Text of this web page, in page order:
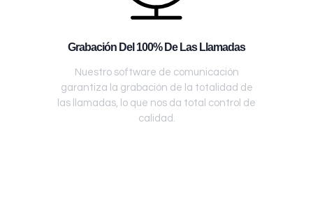
Grabación Del 100% De Las Llamadas
Nuestro software de comunicación
garantiza la grabación de la totalidad de
las llamadas, lo que nos da total control de
calidad.